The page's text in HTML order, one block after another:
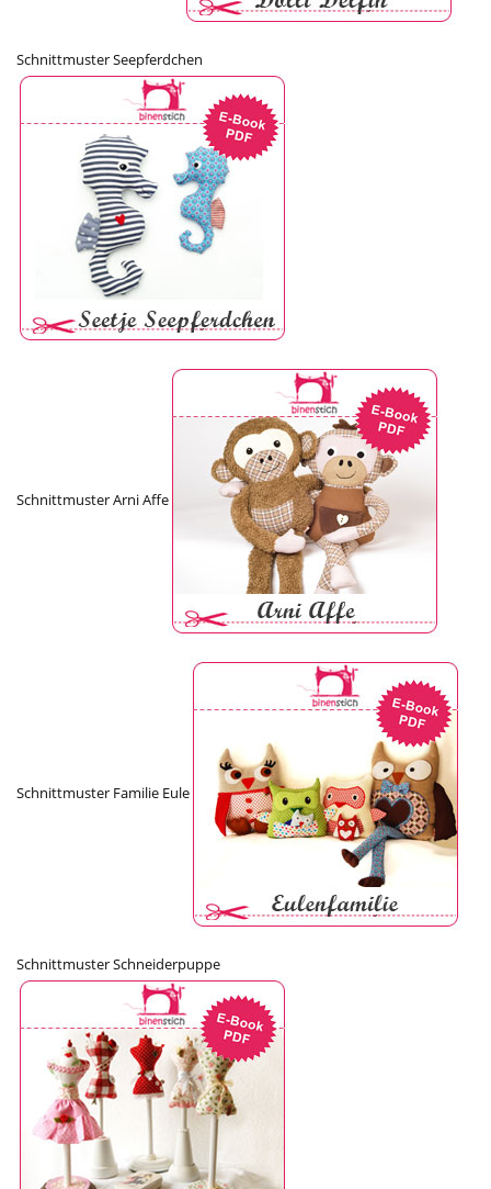
Schnittmuster Seepferdchen
Schnittmuster Arni Affe
Schnittmuster Familie Eule
Schnittmuster Schneiderpuppe